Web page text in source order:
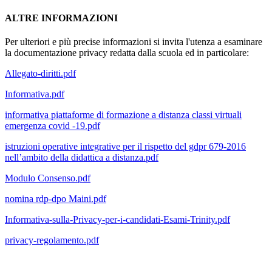
ALTRE INFORMAZIONI
Per ulteriori e più precise informazioni si invita l'utenza a esaminare
la documentazione privacy redatta dalla scuola ed in particolare:
Allegato-diritti.pdf
Informativa.pdf
informativa piattaforme di formazione a distanza classi virtuali
emergenza covid -19.pdf
istruzioni operative integrative per il rispetto del gdpr 679-2016
nell’ambito della didattica a distanza.pdf
Modulo Consenso.pdf
nomina rdp-dpo Maini.pdf
Informativa-sulla-Privacy-per-i-candidati-Esami-Trinity.pdf
privacy-regolamento.pdf